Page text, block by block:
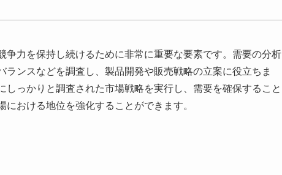
力を保持し続けるために非常に重要な要素です。需要の分析
ンスなどを調査し、製品開発や販売戦略の立案に役立ちま
っかりと調査された市場戦略を実行し、需要を確保すること
おける地位を強化することができます。